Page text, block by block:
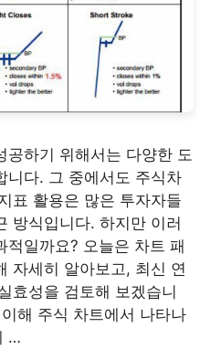
공하기 위해서는 다양한 도
니다. 그 중에서도 주식차
표 활용은 많은 투자자들
방식입니다. 하지만 이러
적일까요? 오늘은 차트 패
자세히 알아보고, 최신 연
효성을 검토해 보겠습니
해 주식 차트에서 나타나
…